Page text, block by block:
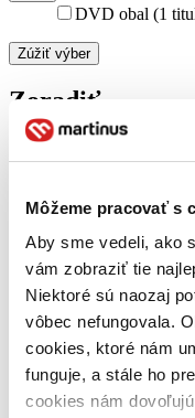
Môžeme pracovať s
Aby sme vedeli, ako
vám zobraziť tie
Niektoré sú naozaj
vôbec nefungovala.
cookies, ktoré nám
funguje, a stále ho
cookies nám
DVD obal (1
Zúžiť výber
Zoradiť
Bestsellery
Novinky
Najdrahšie
Najvyššia zľava
Použité filtre
Zrušiť filtre
DVDÚčinkuje Jaroslav